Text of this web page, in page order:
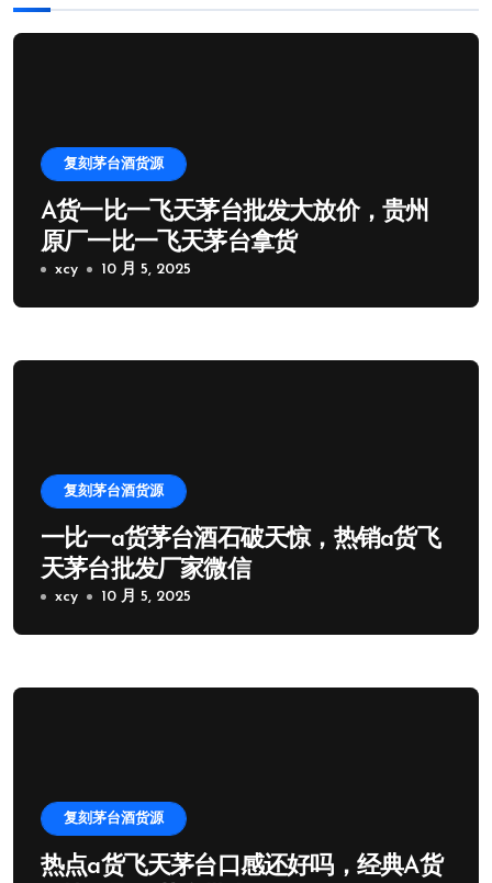
复刻茅台酒货源
A货一比一飞天茅台批发大放价，贵州
原厂一比一飞天茅台拿货
xcy 10 月 5, 2025
复刻茅台酒货源
一比一a货茅台酒石破天惊，热销a货飞
天茅台批发厂家微信
xcy 10 月 5, 2025
复刻茅台酒货源
热点a货飞天茅台口感还好吗，经典A货